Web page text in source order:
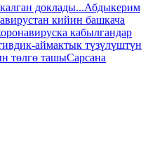
доклады...Абдыкерим
кийин башкача
кабылгандар
аймактык түзүлүштүн
төлгө ташыСарсана